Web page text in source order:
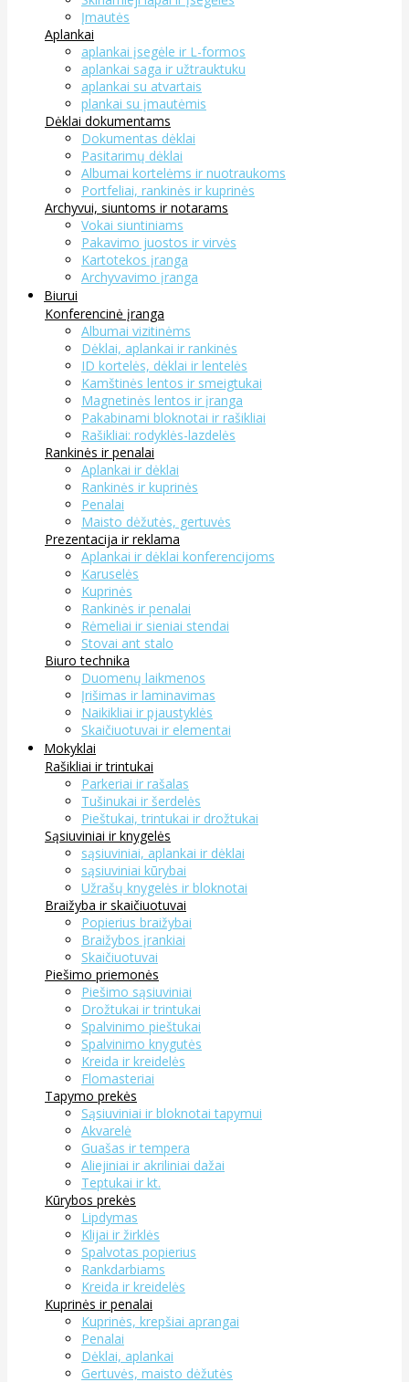
Įmautės
Aplankai
aplankai įsegėle ir L-formos
aplankai saga ir užtrauktuku
aplankai su atvartais
plankai su įmautėmis
Dėklai dokumentams
Dokumentas dėklai
Pasitarimų dėklai
Albumai kortelėms ir nuotraukoms
Portfeliai, rankinės ir kuprinės
Archyvui, siuntoms ir notarams
Vokai siuntiniams
Pakavimo juostos ir virvės
Kartotekos įranga
Archyvavimo įranga
Biurui
Konferencinė įranga
Albumai vizitinėms
Dėklai, aplankai ir rankinės
ID kortelės, dėklai ir lentelės
Kamštinės lentos ir smeigtukai
Magnetinės lentos ir įranga
Pakabinami bloknotai ir rašikliai
Rašikliai: rodyklės-lazdelės
Rankinės ir penalai
Aplankai ir dėklai
Rankinės ir kuprinės
Penalai
Maisto dėžutės, gertuvės
Prezentacija ir reklama
Aplankai ir dėklai konferencijoms
Karuselės
Kuprinės
Rankinės ir penalai
Rėmeliai ir sieniai stendai
Stovai ant stalo
Biuro technika
Duomenų laikmenos
Įrišimas ir laminavimas
Naikikliai ir pjaustyklės
Skaičiuotuvai ir elementai
Mokyklai
Rašikliai ir trintukai
Parkeriai ir rašalas
Tušinukai ir šerdelės
Pieštukai, trintukai ir drožtukai
Sąsiuviniai ir knygelės
sąsiuviniai, aplankai ir dėklai
sąsiuviniai kūrybai
Užrašų knygelės ir bloknotai
Braižyba ir skaičiuotuvai
Popierius braižybai
Braižybos įrankiai
Skaičiuotuvai
Piešimo priemonės
Piešimo sąsiuviniai
Drožtukai ir trintukai
Spalvinimo pieštukai
Spalvinimo knygutės
Kreida ir kreidelės
Flomasteriai
Tapymo prekės
Sąsiuviniai ir bloknotai tapymui
Akvarelė
Guašas ir tempera
Aliejiniai ir akriliniai dažai
Teptukai ir kt.
Kūrybos prekės
Lipdymas
Klijai ir žirklės
Spalvotas popierius
Rankdarbiams
Kreida ir kreidelės
Kuprinės ir penalai
Kuprinės, krepšiai aprangai
Penalai
Dėklai, aplankai
Gertuvės, maisto dėžutės